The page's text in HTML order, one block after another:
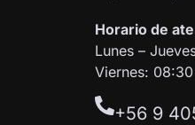
Horario de
Lunes –
Viernes:
+56 9